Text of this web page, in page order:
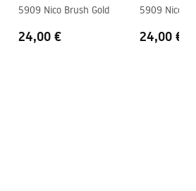
5909 Nico Brush Gold
24,00 €
5909 Nico
24,00 €